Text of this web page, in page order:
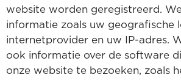
website worden geregistreerd.
informatie zoals uw geografische
internetprovider en uw IP-adres.
ook informatie over de software
onze website te bezoeken, zoals